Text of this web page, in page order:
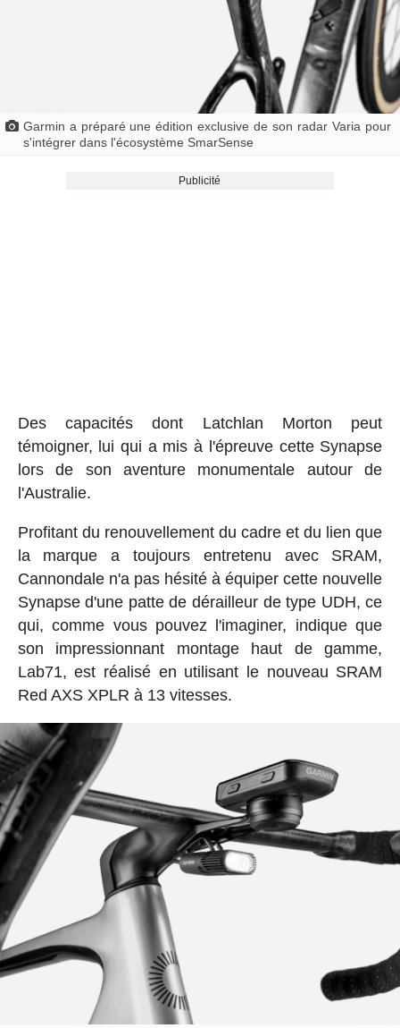
Garmin a préparé une édition exclusive de son radar Varia pour
s'intégrer dans l'écosystème SmarSense
Publicité
Des capacités dont Latchlan Morton peut
témoigner, lui qui a mis à l'épreuve cette Synapse
lors de son aventure monumentale autour de
l'Australie.
Profitant du renouvellement du cadre et du lien que
la marque a toujours entretenu avec SRAM,
Cannondale n'a pas hésité à équiper cette nouvelle
Synapse d'une patte de dérailleur de type UDH, ce
qui, comme vous pouvez l'imaginer, indique que
son impressionnant montage haut de gamme,
Lab71, est réalisé en utilisant le nouveau SRAM
Red AXS XPLR à 13 vitesses.